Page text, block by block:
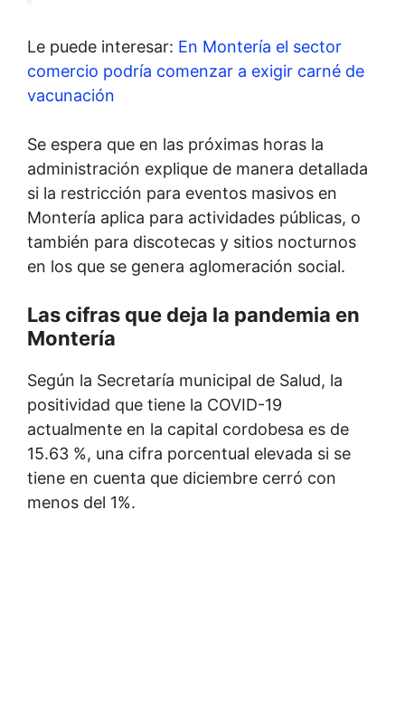
Le puede interesar: En Montería el sector
comercio podría comenzar a exigir carné de
vacunación
Se espera que en las próximas horas la
administración explique de manera detallada
si la restricción para eventos masivos en
Montería aplica para actividades públicas, o
también para discotecas y sitios nocturnos
en los que se genera aglomeración social.
Las cifras que deja la pandemia en
Montería
Según la Secretaría municipal de Salud, la
positividad que tiene la COVID-19
actualmente en la capital cordobesa es de
15.63 %, una cifra porcentual elevada si se
tiene en cuenta que diciembre cerró con
menos del 1%.